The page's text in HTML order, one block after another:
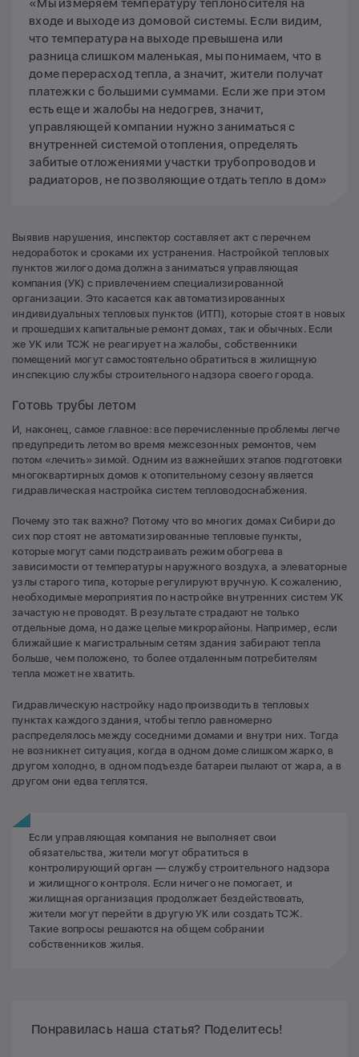
«Мы измеряем температуру теплоносителя на
входе и выходе из домовой системы. Если видим,
что температура на выходе превышена или
разница слишком маленькая, мы понимаем, что в
доме перерасход тепла, а значит, жители получат
платежки с большими суммами. Если же при этом
есть еще и жалобы на недогрев, значит,
управляющей компании нужно заниматься с
внутренней системой отопления, определять
забитые отложениями участки трубопроводов и
радиаторов, не позволяющие отдать тепло в дом»
Выявив нарушения, инспектор составляет акт с перечнем
недоработок и сроками их устранения. Настройкой тепловых
пунктов жилого дома должна заниматься управляющая
компания (УК) с привлечением специализированной
организации. Это касается как автоматизированных
индивидуальных тепловых пунктов (ИТП), которые стоят в новых
и прошедших капитальные ремонт домах, так и обычных. Если
же УК или ТСЖ не реагирует на жалобы, собственники
помещений могут самостоятельно обратиться в жилищную
инспекцию службы строительного надзора своего города.
Готовь трубы летом
И, наконец, самое главное: все перечисленные проблемы легче
предупредить летом во время межсезонных ремонтов, чем
потом «лечить» зимой. Одним из важнейших этапов подготовки
многоквартирных домов к отопительному сезону является
гидравлическая настройка систем тепловодоснабжения.
Почему это так важно? Потому что во многих домах Сибири до
сих пор стоят не автоматизированные тепловые пункты,
которые могут сами подстраивать режим обогрева в
зависимости от температуры наружного воздуха, а элеваторные
узлы старого типа, которые регулируют вручную. К сожалению,
необходимые мероприятия по настройке внутренних систем УК
зачастую не проводят. В результате страдают не только
отдельные дома, но даже целые микрорайоны. Например, если
ближайшие к магистральным сетям здания забирают тепла
больше, чем положено, то более отдаленным потребителям
тепла может не хватить.
Гидравлическую настройку надо производить в тепловых
пунктах каждого здания, чтобы тепло равномерно
распределялось между соседними домами и внутри них. Тогда
не возникнет ситуация, когда в одном доме слишком жарко, в
другом холодно, в одном подъезде батареи пылают от жара, а в
другом они едва теплятся.
Если управляющая компания не выполняет свои
обязательства, жители могут обратиться в
контролирующий орган — службу строительного надзора
и жилищного контроля. Если ничего не помогает, и
жилищная организация продолжает бездействовать,
жители могут перейти в другую УК или создать ТСЖ.
Такие вопросы решаются на общем собрании
собственников жилья.
Понравилась наша статья? Поделитесь!